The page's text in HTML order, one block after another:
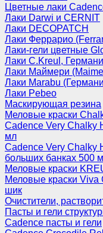
Цветные лаки
Лаки Darwi и CERNIT
Лаки DECOPATCH
Лаки Феррарио
Лаки-гели цветные
Лаки C.Kreul,
Лаки Маймери
Лаки Marabu
Лаки Pebeo
Маскирующая резина
Меловые краски
Cadence Very Chalky
мл
Cadence Very Chalky
больших банках 500
Меловые краски
Меловые краски Viva
шик
Очистители,
Пасты и гели
Cadence пасты и гели